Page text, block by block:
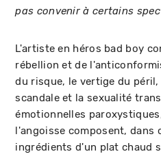
pas convenir à certains
L'artiste en héros bad boy
rébellion et de
du risque, le vertige du
scandale et la sexualité
émotionnelles
l'angoisse composent, dans
ingrédients d'un plat chaud